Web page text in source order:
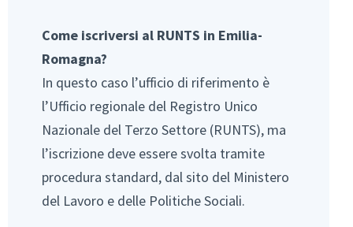
Come iscriversi al RUNTS in Emilia-
Romagna?
In questo caso l’ufficio di riferimento è
l’Ufficio regionale del Registro Unico
Nazionale del Terzo Settore (RUNTS), ma
l’iscrizione deve essere svolta tramite
procedura standard, dal sito del Ministero
del Lavoro e delle Politiche Sociali.